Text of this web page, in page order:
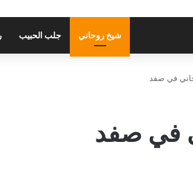
شيخ روحاني جلب الحبيب
في صفد
في صفد